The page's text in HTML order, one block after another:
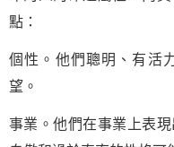
點：
個性。他們聰明、有活
望。
事業。他們在事業上表